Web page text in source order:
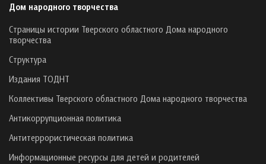
Дом народного творчества
Страницы истории Тверского областного Дома народного
творчества
Структура
Издания ТОДНТ
Коллективы Тверского областного Дома народного творчества
Антикоррупционная политика
Антитеррористическая политика
Информационные ресурсы для детей и родителей